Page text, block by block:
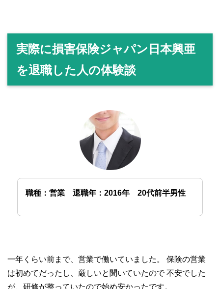
実際に損害保険ジャパン日本興亜
を退職した人の体験談
職種：営業 退職年：2016年 20代前半男性
一年くらい前まで、営業で働いていました。
保険の営業
は初めてだったし、厳しいと聞いていたので不安でした
が、研修が整っていたので始め安かったです。